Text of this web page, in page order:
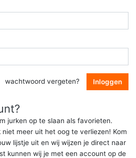
wachtwoord vergeten? Inloggen
jurken op te slaan als favorieten.
niet meer uit het oog te verliezen! Kom
lijstje uit en wij wijzen je direct naar
kunnen wij je met een account op de